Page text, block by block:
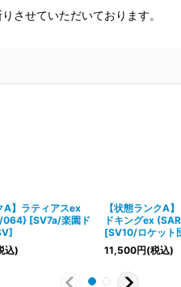
させていただいております。
A】ラティアスex
[SV7a/楽園ド
込)
【状態ランクA
ドキングex
[SV10/ロケット
11,500円(税込)